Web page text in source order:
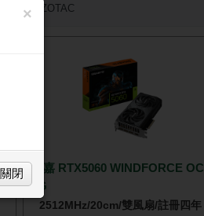
索泰 ZOTAC
技嘉 RTX5060 WINDFORCE OC
8G
2512MHz/20cm/雙風扇/註冊四年
×
關閉